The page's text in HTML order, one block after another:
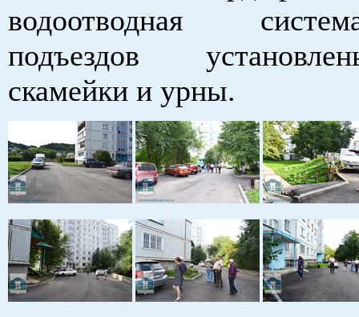
водоотводная
подъездов
скамейки и урны.